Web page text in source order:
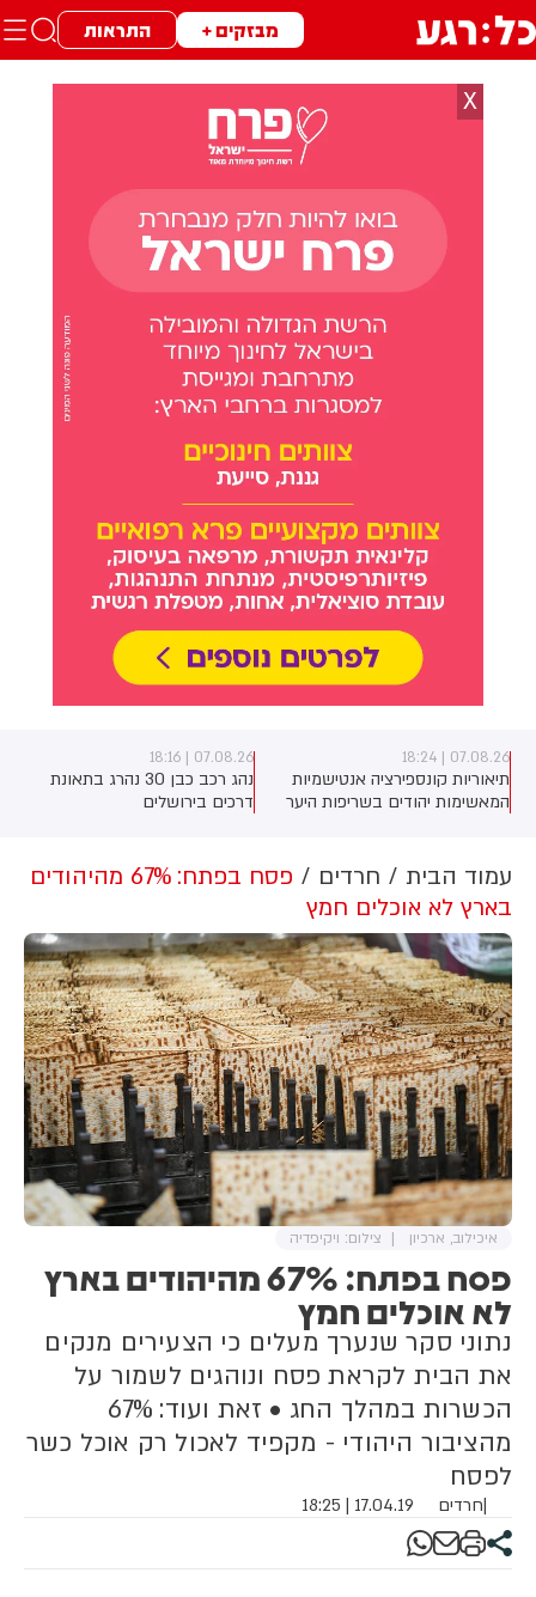
מבזקים + התראות
X
07.08.26 | 18:24
תיאוריות קונספירציה אנטישמיות
המאשימות יהודים בשריפות היער
מניתוח חדש של CyberWell, ארגון
המנטר אנטישמיות ברשת. הדו"ח
מצא כי פוסטים זהים ב-X שותפו
בצרפתית, אנגלית וספרדית, בטענה
שיהודים הם שהציתו במכוון את
השריפות בצרפת, ספרד ונורבגיה
בטרה להרוויח פוליטית או כלכלית
מהמצב.
07.08.26 | 18:16
נהג רכב כבן 30 נהרג בתאונת
דרכים בירושלים
עמוד הבית חרדים
פסח בפתח: 67% מהיהודים
בארץ לא אוכלים חמץ
פסח בפתח: 67% מהיהודים בארץ
לא אוכלים חמץ
נתוני סקר שנערך מעלים כי הצעירים מנקים
את הבית לקראת פסח ונוהגים לשמור על
הכשרות במהלך החג • זאת ועוד: 67%
מהציבור היהודי - מקפיד לאכול רק אוכל כשר
לפסח
|חרדים 17.04.19 | 18:25
איכילוב, ארכיון צילום: ויקיפדיה